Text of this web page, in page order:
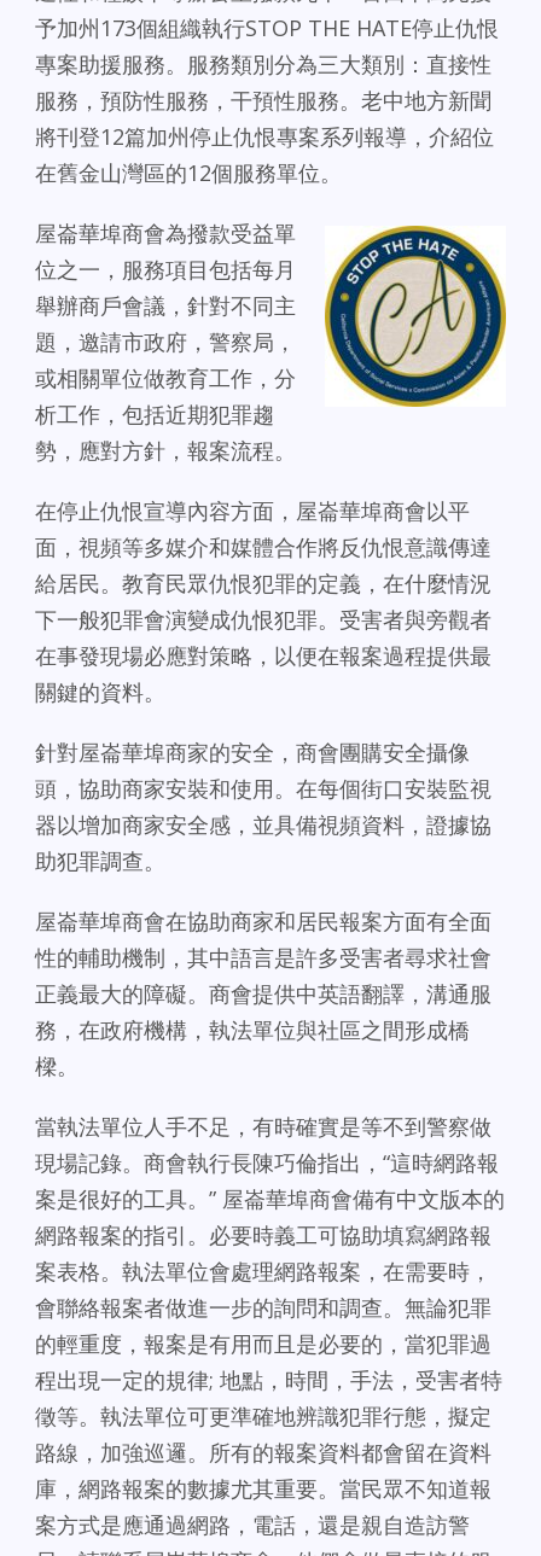
予加州173個組織執行STOP THE HATE停止仇恨
專案助援服務。服務類別分為三大類別：直接性
服務，預防性服務，干預性服務。老中地方新聞
將刊登12篇加州停止仇恨專案系列報導，介紹位
在舊金山灣區的12個服務單位。
屋崙華埠商會為撥款受益單
位之一，服務項目包括每月
舉辦商戶會議，針對不同主
題，邀請市政府，警察局，
或相關單位做教育工作，分
析工作，包括近期犯罪趨
勢，應對方針，報案流程。
在停止仇恨宣導內容方面，屋崙華埠商會以平
面，視頻等多媒介和媒體合作將反仇恨意識傳達
給居民。教育民眾仇恨犯罪的定義，在什麼情況
下一般犯罪會演變成仇恨犯罪。受害者與旁觀者
在事發現場必應對策略，以便在報案過程提供最
關鍵的資料。
針對屋崙華埠商家的安全，商會團購安全攝像
頭，協助商家安裝和使用。在每個街口安裝監視
器以增加商家安全感，並具備視頻資料，證據協
助犯罪調查。
屋崙華埠商會在協助商家和居民報案方面有全面
性的輔助機制，其中語言是許多受害者尋求社會
正義最大的障礙。商會提供中英語翻譯，溝通服
務，在政府機構，執法單位與社區之間形成橋
樑。
當執法單位人手不足，有時確實是等不到警察做
現場記錄。商會執行長陳巧倫指出，“這時網路報
案是很好的工具。” 屋崙華埠商會備有中文版本的
網路報案的指引。必要時義工可協助填寫網路報
案表格。執法單位會處理網路報案，在需要時，
會聯絡報案者做進一步的詢問和調查。無論犯罪
的輕重度，報案是有用而且是必要的，當犯罪過
程出現一定的規律; 地點，時間，手法，受害者特
徵等。執法單位可更準確地辨識犯罪行態，擬定
路線，加強巡邏。所有的報案資料都會留在資料
庫，網路報案的數據尤其重要。當民眾不知道報
案方式是應通過網路，電話，還是親自造訪警